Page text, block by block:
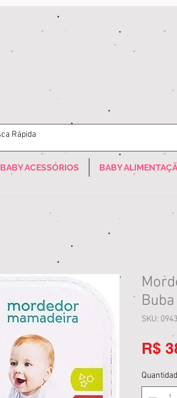
BABY ACESSÓRIOS BABY
Buba
SKU: 0943
R$